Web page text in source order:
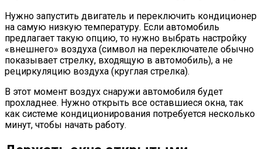
Нужно запустить двигатель и переключить кондиционер
на самую низкую температуру. Если автомобиль
предлагает такую ​​опцию, то нужно выбрать настройку
«внешнего» воздуха (символ на переключателе обычно
показывает стрелку, входящую в автомобиль), а не
рециркуляцию воздуха (круглая стрелка).
В этот момент воздух снаружи автомобиля будет
прохладнее. Нужно открыть все оставшиеся окна, так
как системе кондиционирования потребуется несколько
минут, чтобы начать работу.